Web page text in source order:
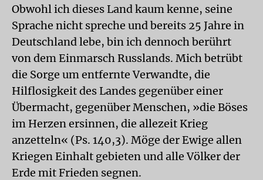
Obwohl ich dieses Land kaum kenne, seine
Sprache nicht spreche und bereits 25 Jahre in
Deutschland lebe, bin ich dennoch berührt
von dem Einmarsch Russlands. Mich betrübt
die Sorge um entfernte Verwandte, die
Hilflosigkeit des Landes gegenüber einer
Übermacht, gegenüber Menschen, »die Böses
im Herzen ersinnen, die allezeit Krieg
anzetteln« (Ps. 140,3). Möge der Ewige allen
Kriegen Einhalt gebieten und alle Völker der
Erde mit Frieden segnen.